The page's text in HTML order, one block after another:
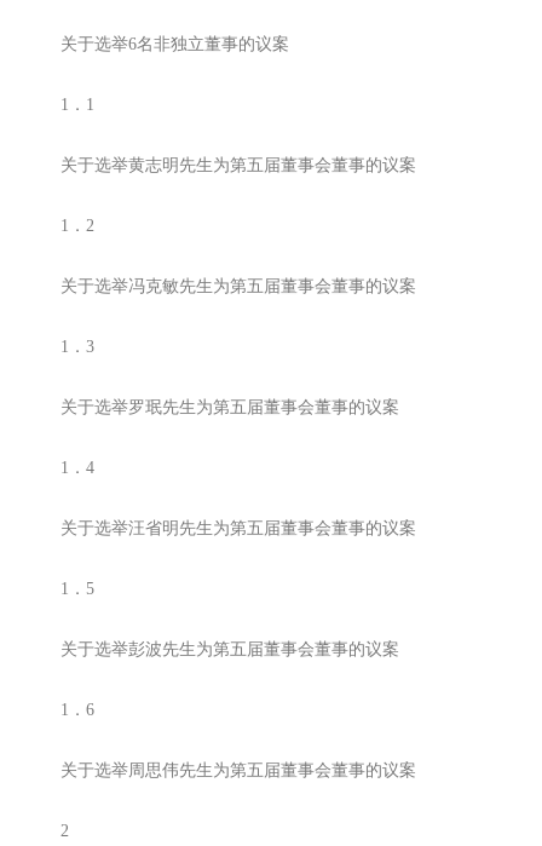
关于选举6名非独立董事的议案
1．1
关于选举黄志明先生为第五届董事会董事的议案
1．2
关于选举冯克敏先生为第五届董事会董事的议案
1．3
关于选举罗珉先生为第五届董事会董事的议案
1．4
关于选举汪省明先生为第五届董事会董事的议案
1．5
关于选举彭波先生为第五届董事会董事的议案
1．6
关于选举周思伟先生为第五届董事会董事的议案
2